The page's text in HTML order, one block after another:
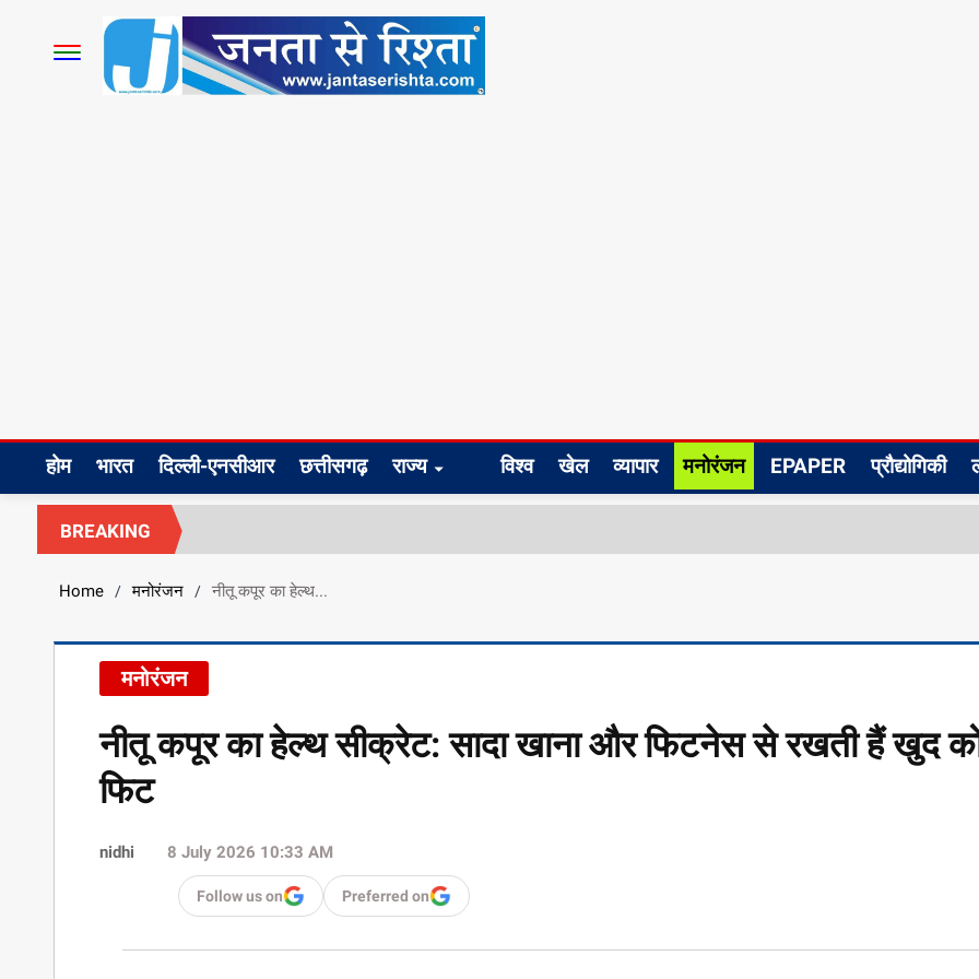
होम भारत दिल्ली-एनसीआर छत्तीसगढ़ राज्य विश्व खेल व्यापार मनोरंजन EPAPER प्रौद्योगिकी
BREAKING
Home / मनोरंजन / नीतू कपूर का हेल्थ...
मनोरंजन
नीतू कपूर का हेल्थ सीक्रेट: सादा खाना और फिटनेस से रखती हैं खुद
फिट
nidhi 8 July 2026 10:33 AM
Follow us on Preferred on